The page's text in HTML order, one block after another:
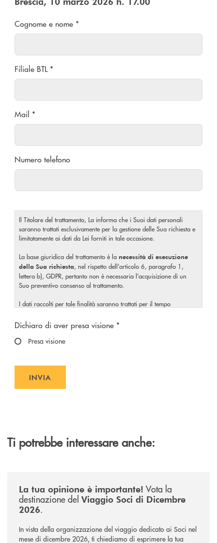
Cognome e nome *
Filiale BTL *
Mail *
Numero telefono
Il Titolare del trattamento, La informa che i Suoi dati personali
saranno trattati esclusivamente per la gestione delle Sua richiesta e
limitatamente ai dati da Lei forniti in tale occasione.
La base giuridica del trattamento è la necessità di esecuzione
della Sua richiesta, nel rispetto dell’articolo 6, paragrafo 1,
lettera b), GDPR, pertanto non è necessaria l’acquisizione di un
Suo preventivo consenso al trattamento.
I dati raccolti per tale finalità saranno trattati per il tempo
obblighi di legge.
Il Titolare La invita, inoltre, prima di conferire i Suoi dati personali,
Scegliere un'opzione
Dichiaro di aver presa visione *
Presa visione
INVIA
Ti potrebbe interessare anche:
La tua opinione è importante! Vota la
destinazione del Viaggio Soci di Dicembre
2026.
In vista della organizzazione del viaggio dedicato ai Soci nel
mese di dicembre 2026, ti chiediamo di esprimere la tua